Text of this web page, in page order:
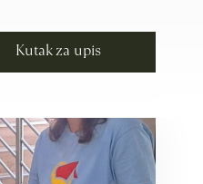
Kutak za upis